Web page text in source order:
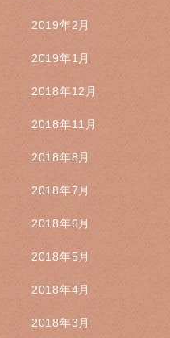
2019年2月
2019年1月
2018年12月
2018年11月
2018年8月
2018年7月
2018年6月
2018年5月
2018年4月
2018年3月